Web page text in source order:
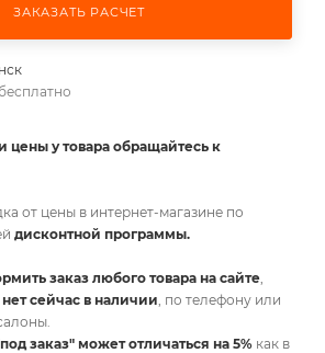
ЗАКАЗАТЬ РАСЧЕТ
бесплатно
цены у товара обращайтесь к
от цены в интернет-магазине по
дисконтной программы.
заказ любого товара на сайте,
нет сейчас в наличии, по телефону или
заказ" может отличаться на 5% как в